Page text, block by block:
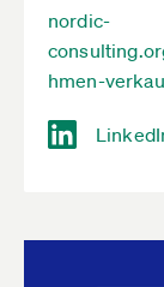
nordic-
hmen-